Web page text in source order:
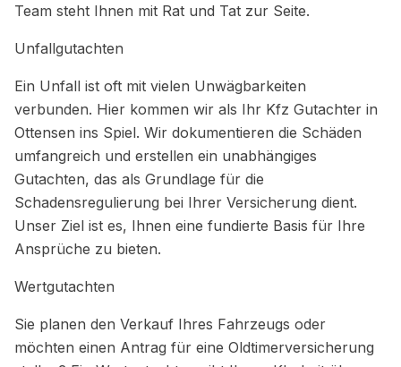
Team steht Ihnen mit Rat und Tat zur Seite.
Unfallgutachten
Ein Unfall ist oft mit vielen Unwägbarkeiten
verbunden. Hier kommen wir als Ihr Kfz Gutachter in
Ottensen ins Spiel. Wir dokumentieren die Schäden
umfangreich und erstellen ein unabhängiges
Gutachten, das als Grundlage für die
Schadensregulierung bei Ihrer Versicherung dient.
Unser Ziel ist es, Ihnen eine fundierte Basis für Ihre
Ansprüche zu bieten.
Wertgutachten
Sie planen den Verkauf Ihres Fahrzeugs oder
möchten einen Antrag für eine Oldtimerversicherung